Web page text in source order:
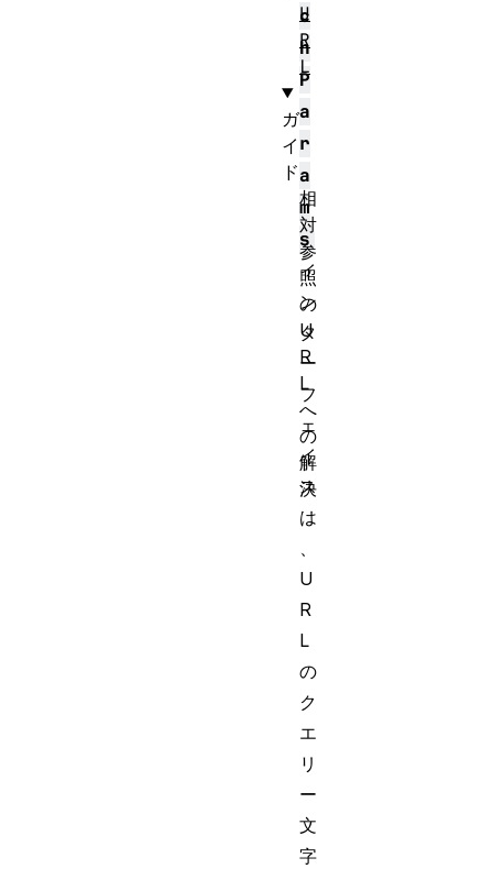
c
h
P
a
r
a
m
s
イ
ン
タ
ー
フ
ェ
イ
ス
は
、
U
R
L
の
ク
エ
リ
ー
文
字
U
R
L
ガ
イ
ド
相
対
参
照
の
U
R
L
へ
の
解
決